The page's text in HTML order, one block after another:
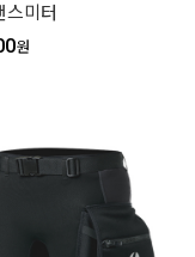
미터
원